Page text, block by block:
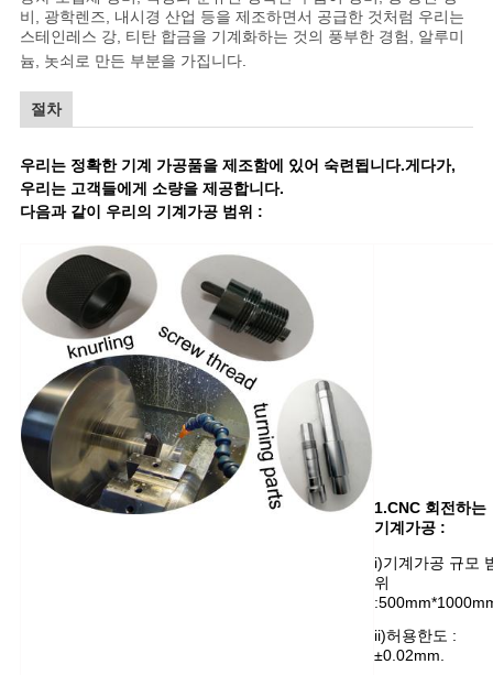
비, 광학렌즈, 내시경 산업 등을 제조하면서 공급한 것처럼 우리는
스테인레스 강, 티탄 합금을 기계화하는 것의 풍부한 경험, 알루미
늄, 놋쇠로 만든 부분을 가집니다.
절차
우리는 정확한 기계 가공품을 제조함에 있어 숙련됩니다.게다가,
우리는 고객들에게 소량을 제공합니다.
다음과 같이 우리의 기계가공 범위 :
1.CNC 회전하는
기계가공 :
i)기계가공 규모
위
ii)허용한도 :
±0.02mm.